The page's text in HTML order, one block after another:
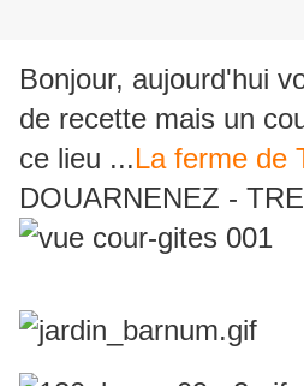
Bonjour, aujourd'hui
de recette mais un
ce lieu ...La ferme de
DOUARNENEZ -